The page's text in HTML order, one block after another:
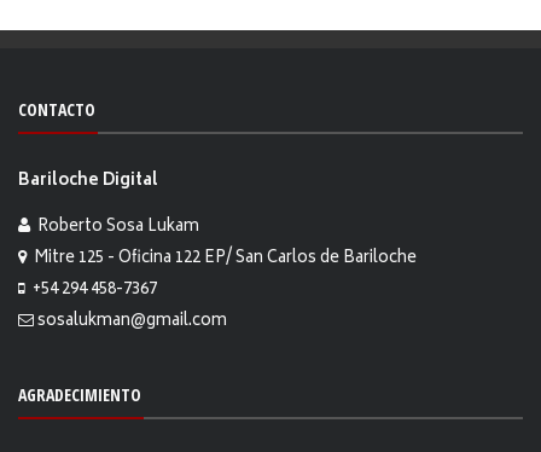
CONTACTO
Bariloche Digital
Roberto Sosa Lukam
Mitre 125 - Oficina 122 EP/ San Carlos de Bariloche
+54 294 458-7367
sosalukman@gmail.com
AGRADECIMIENTO